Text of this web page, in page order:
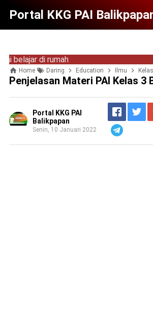
Portal KKG PAI
di rumah
Home Daring Education Ilmu
Penjelasan Materi PAI Kelas 3
Portal KKG PAI
Balikpapan
Senin, 10 Januari 2022